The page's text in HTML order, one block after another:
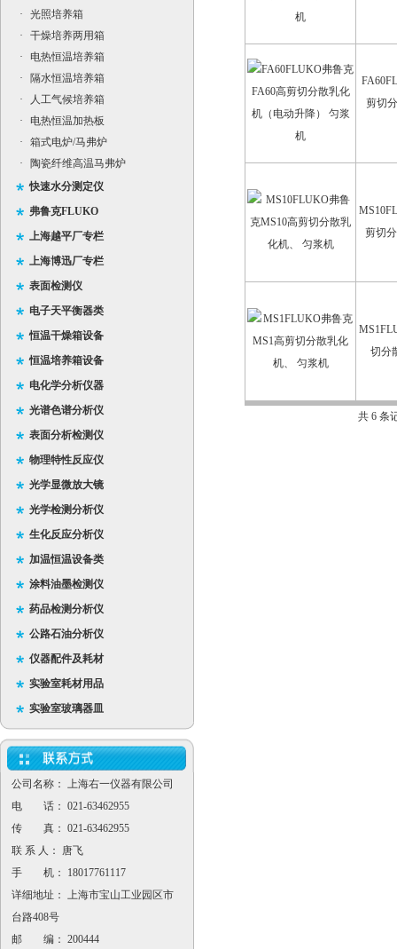
·
光照培养箱
·
干燥培养两用箱
·
电热恒温培养箱
·
隔水恒温培养箱
·
人工气候培养箱
·
电热恒温加热板
·
箱式电炉/马弗炉
·
陶瓷纤维高温马弗炉
快速水分测定仪
弗鲁克FLUKO
上海越平厂专栏
上海博迅厂专栏
表面检测仪
电子天平衡器类
恒温干燥箱设备
恒温培养箱设备
电化学分析仪器
光谱色谱分析仪
表面分析检测仪
物理特性反应仪
光学显微放大镜
光学检测分析仪
生化反应分析仪
加温恒温设备类
涂料油墨检测仪
药品检测分析仪
公路石油分析仪
仪器配件及耗材
实验室耗材用品
实验室玻璃器皿
公司名称： 上海右一仪器有限公司
电 话： 021-63462955
传 真： 021-63462955
联 系 人： 唐飞
手 机： 18017761117
详细地址： 上海市宝山工业园区市
台路408号
邮 编： 200444
剪切
剪切
切分
共 6 条